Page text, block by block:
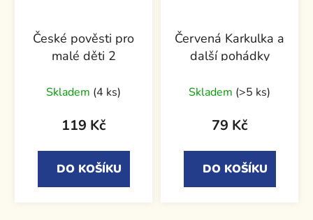
České pověsti pro
malé děti 2
Skladem (4 ks)
119 Kč
DO KOŠÍKU
Červená Karkulka a
další pohádky
Skladem (>5 ks)
79 Kč
DO KOŠÍKU